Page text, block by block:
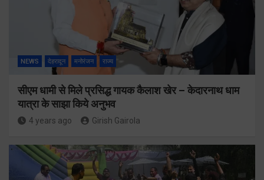
NEWS देहरादून मनोरंजन राज्य
सीएम धामी से मिले प्रसिद्ध गायक कैलाश खेर – केदारनाथ धाम
यात्रा के साझा किये अनुभव
4 years ago Girish Gairola